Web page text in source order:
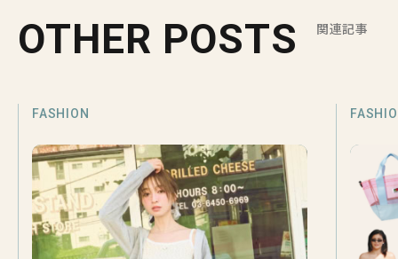
OTHER POSTS 関連記事
FASHION